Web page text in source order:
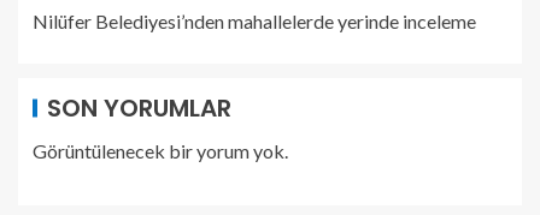
Nilüfer Belediyesi’nden mahallelerde yerinde inceleme
SON YORUMLAR
Görüntülenecek bir yorum yok.